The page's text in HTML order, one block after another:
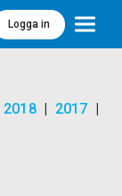
Logga in Meny
2018| 2017 |